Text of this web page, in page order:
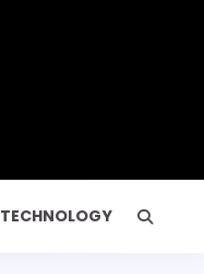
TECHNOLOGY